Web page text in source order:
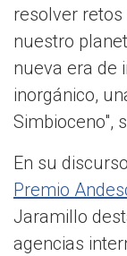
resolver
nuestro
nueva era de
inorgánico,
Simbioceno",
En su
Premio
Jaramillo
agencias